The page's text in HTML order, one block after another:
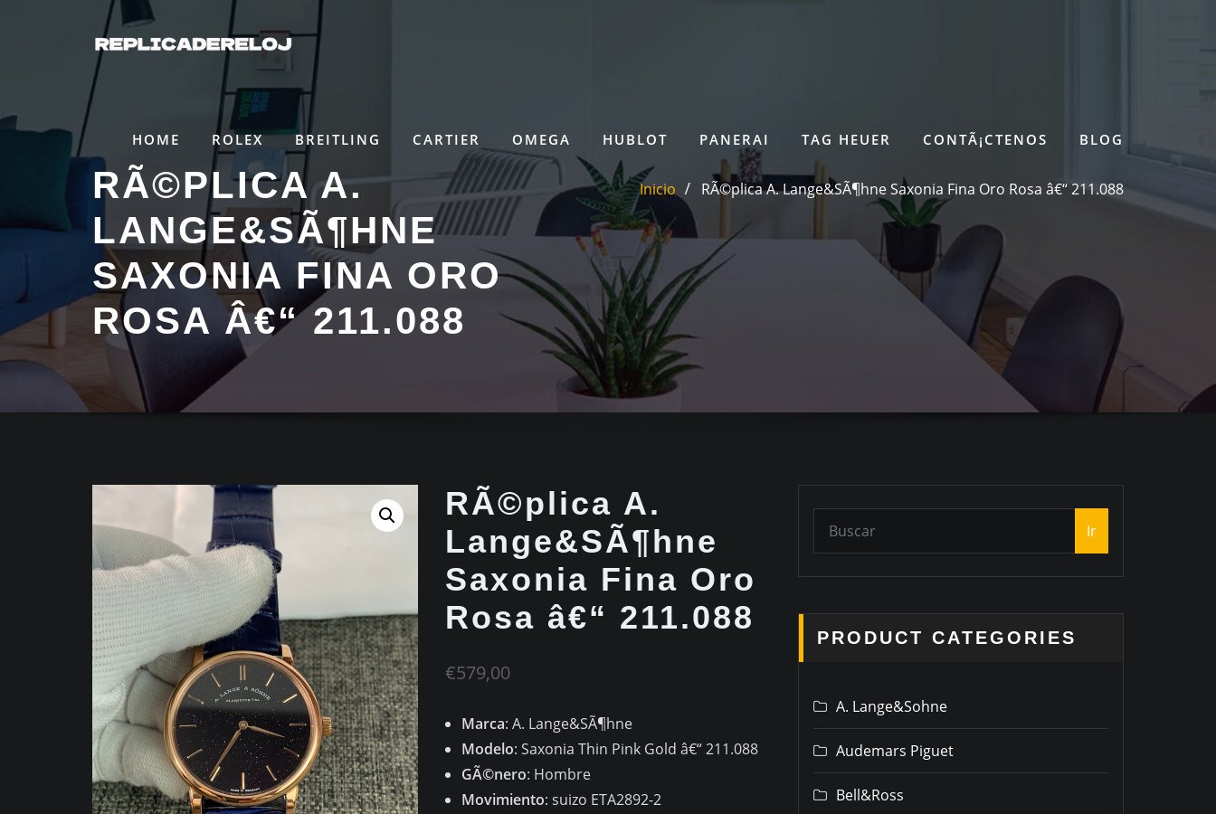
HOME ROLEX BREITLING CARTIER OMEGA HUBLOT PANERAI TAG HEUER CONTÃ¡CTENOS BLOG
RÃ©PLICA A.
LANGE&SÃ¶HNE
SAXONIA FINA ORO
ROSA Â€“ 211.088
Inicio RÃ©plica A. Lange&SÃ¶hne Saxonia Fina Oro Rosa â€“ 211.088
RÃ©plica A.
Lange&SÃ¶hne
Saxonia Fina Oro
Rosa â€“ 211.088
€579,00
Marca: A. Lange&SÃ¶hne
Modelo: Saxonia Thin Pink Gold â€“ 211.088
GÃ©nero: Hombre
Movimiento: suizo ETA2892-2
Ir
PRODUCT CATEGORIES
A. Lange&Sohne
Audemars Piguet
Bell&Ross